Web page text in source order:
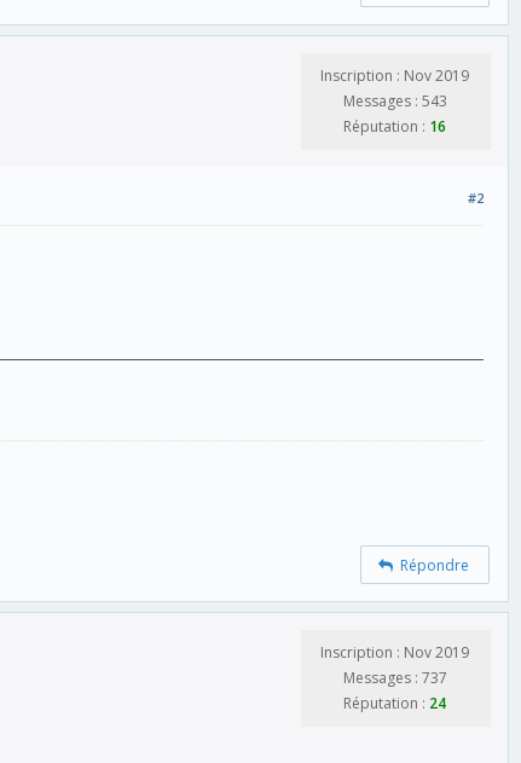
Inscription : Nov 2019
Messages : 543
Réputation : 16
#2
Répondre
Inscription : Nov 2019
Messages : 737
Réputation : 24